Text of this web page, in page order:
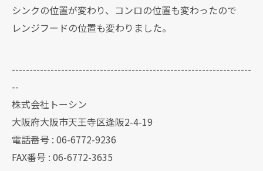
シンクの位置が変わり、コンロの位置も変わったので
レンジフードの位置も変わりました。
--------------------------------------------------------------------
--
株式会社トーシン
大阪府大阪市天王寺区逢阪2-4-19
電話番号 : 06-6772-9236
FAX番号 : 06-6772-3635